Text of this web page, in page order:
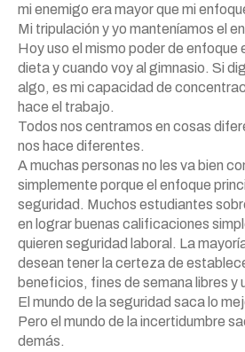
mi enemigo era mayor que mi
Mi tripulación y yo manteníamos el
Hoy uso el mismo poder de enfoque
dieta y cuando voy al gimnasio. Si
algo, es mi capacidad de
hace el trabajo.
Todos nos centramos en cosas
nos hace diferentes.
A muchas personas no les va bien
simplemente porque el enfoque
seguridad. Muchos estudiantes
en lograr buenas calificaciones
quieren seguridad laboral. La
desean tener la certeza de
beneficios, fines de semana libres y
El mundo de la seguridad saca lo
Pero el mundo de la incertidumbre
demás.